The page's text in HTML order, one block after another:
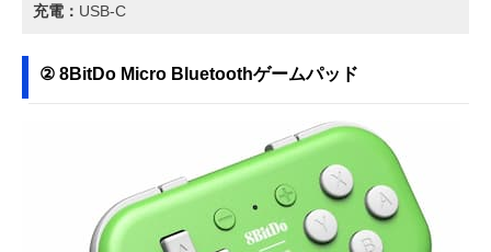
充電： USB-C
② 8BitDo Micro Bluetoothゲームパッド